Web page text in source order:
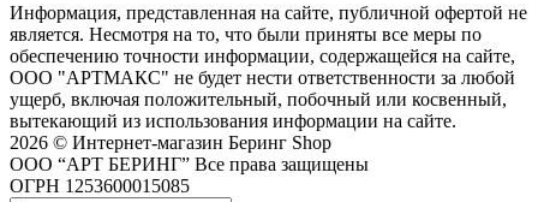
Информация, представленная на сайте, публичной офертой не
является. Несмотря на то, что были приняты все меры по
обеспечению точности информации, содержащейся на сайте,
ООО "АРТМАКС" не будет нести ответственности за любой
ущерб, включая положительный, побочный или косвенный,
вытекающий из использования информации на сайте.
2026 © Интернет-магазин Беринг Shop
ООО “АРТ БЕРИНГ” Все права защищены
ОГРН 1253600015085